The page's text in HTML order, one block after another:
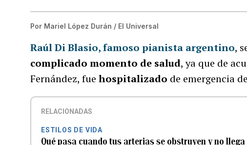
Por Mariel López Durán / El Universal
Raúl Di Blasio, famoso pianista argentino,
complicado momento de salud, ya que de
Fernández, fue hospitalizado de emergencia
RELACIONADAS
ESTILOS DE VIDA
Qué pasa cuando tus arterias se obstruyen y no